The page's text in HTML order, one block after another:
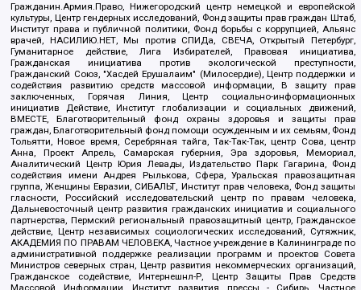
Гражданин.Армия.Право, Нижегородский центр немецкой и европейской
культуры, Центр гендерных исследований, Фонд защиты прав граждан Штаб,
Институт права и публичной политики, Фонд борьбы с коррупцией, Альянс
врачей, НАСИЛИЮ.НЕТ, Мы против СПИДа, СВЕЧА, Открытый Петербург,
Гуманитарное действие, Лига Избирателей, Правовая инициатива,
Гражданская инициатива против экологической преступности,
Гражданский Союз, "Хасдей Ерушалаим" (Милосердие), Центр поддержки и
содействия развитию средств массовой информации, В защиту прав
заключенных, Горячая Линия, Центр социально-информационных
инициатив Действие, Институт глобализации и социальных движений,
ВМЕСТЕ, Благотворительный фонд охраны здоровья и защиты прав
граждан, Благотворительный фонд помощи осужденным и их семьям, Фонд
Тольятти, Новое время, Серебряная тайга, Так-Так-Так, центр Сова, центр
Анна, Проект Апрель, Самарская губерния, Эра здоровья, Мемориал,
Аналитический Центр Юрия Левады, Издательство Парк Гагарина, Фонд
содействия имени Андрея Рылькова, Сфера, Уральская правозащитная
группа, Женщины Евразии, СИБАЛЬТ, Институт прав человека, Фонд защиты
гласности, Российский исследовательский центр по правам человека,
Дальневосточный центр развития гражданских инициатив и социального
партнерства, Пермский региональный правозащитный центр, Гражданское
действие, Центр независимых социологических исследований, Сутяжник,
АКАДЕМИЯ ПО ПРАВАМ ЧЕЛОВЕКА, Частное учреждение в Калининграде по
административной поддержке реализации программ и проектов Совета
Министров северных стран, Центр развития некоммерческих организаций,
Гражданское содействие, Интернешнл-Р, Центр Защиты Прав Средств